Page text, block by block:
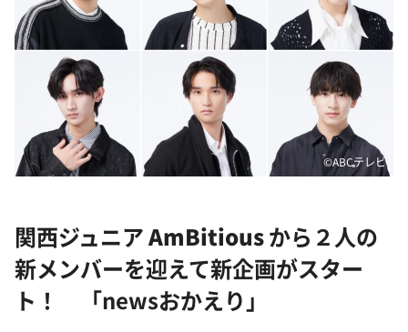
河合＆A.B.C-Z塚田×福井アナ「なんでやねん！？」
（news おかえり）
DAIGOも台所 ～きょうの献立 何にする？～
本日はダイアンなり！シーズン２
朝だ！生です旅サラダ
教えて！ニュースライブ 正義のミカタ
ポツンと一軒家
ザキ山小屋本館
ぺこぱのまるスポ
©ABCテレビ
関西ジュニアAmBitiousから２人の
新メンバーを迎えて新企画がスター
ト！ 「newsおかえり」